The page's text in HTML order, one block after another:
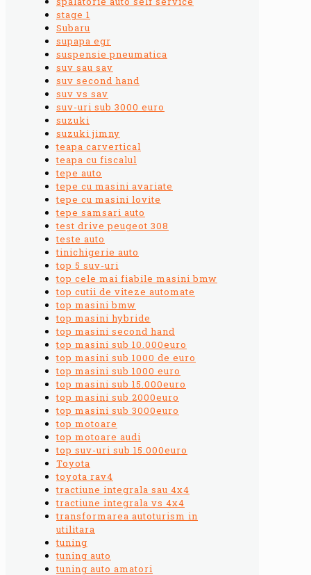
stage 1
Subaru
supapa egr
suspensie pneumatica
suv sau sav
suv second hand
suv vs sav
suv-uri sub 3000 euro
suzuki
suzuki jimny
teapa carvertical
teapa cu fiscalul
tepe auto
tepe cu masini avariate
tepe cu masini lovite
tepe samsari auto
test drive peugeot 308
teste auto
tinichigerie auto
top 5 suv-uri
top cele mai fiabile masini bmw
top cutii de viteze automate
top masini bmw
top masini hybride
top masini second hand
top masini sub 10.000euro
top masini sub 1000 de euro
top masini sub 1000 euro
top masini sub 15.000euro
top masini sub 2000euro
top masini sub 3000euro
top motoare
top motoare audi
top suv-uri sub 15.000euro
Toyota
toyota rav4
tractiune integrala sau 4x4
tractiune integrala vs 4x4
transformarea autoturism in
utilitara
tuning
tuning auto
tuning auto amatori